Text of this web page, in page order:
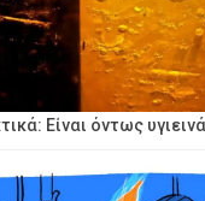
Είναι όντως